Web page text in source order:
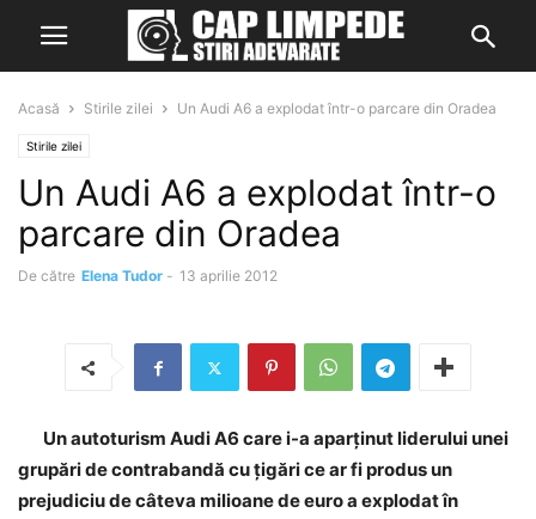
Acasă Stirile zilei Un Audi A6 a explodat într-o parcare din Oradea
Stirile zilei
Un Audi A6 a explodat într-o
parcare din Oradea
De către Elena Tudor - 13 aprilie 2012
Un autoturism Audi A6 care i-a aparţinut liderului unei
grupări de contrabandă cu ţigări ce ar fi produs un
prejudiciu de câteva milioane de euro a explodat în